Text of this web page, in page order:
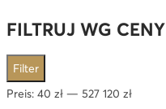
FILTRUJ WG CENY
Min.
Preis
Max.
Preis
Filter
Preis: 40 zł — 527 120 zł